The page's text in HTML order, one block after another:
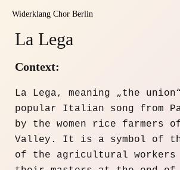
content
Widerklang Chor Berlin
La Lega
Context:
La Lega, meaning „the
popular Italian song from
by the women rice farmers
Valley. It is a symbol of
of the agricultural workers